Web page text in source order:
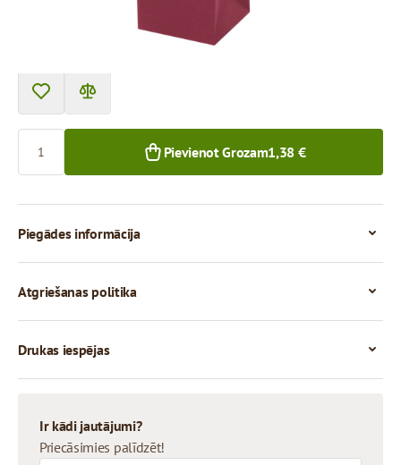
Pievienot Grozam1,38 €
Piegādes informācija
Atgriešanas politika
Drukas iespējas
Ir kādi jautājumi?
Priecāsimies palīdzēt!